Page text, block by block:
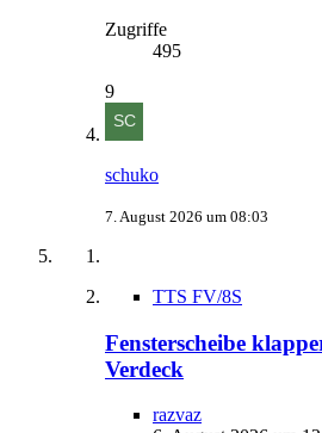
Zugriffe
495
9
schuko
7. August 2026 um 08:03
TTS FV/8S
Fensterscheibe
Verdeck
razvaz